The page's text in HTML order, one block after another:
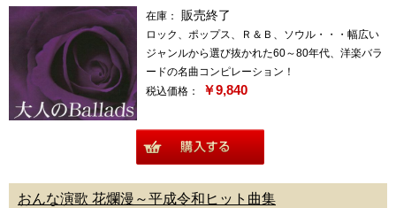
在庫： 販売終了
ロック、ポップス、Ｒ＆Ｂ、ソウル・・・幅広い
ジャンルから選び抜かれた60～80年代、洋楽バラ
ードの名曲コンピレーション！
税込価格：
￥9,840
おんな演歌 花爛漫～平成令和ヒット曲集